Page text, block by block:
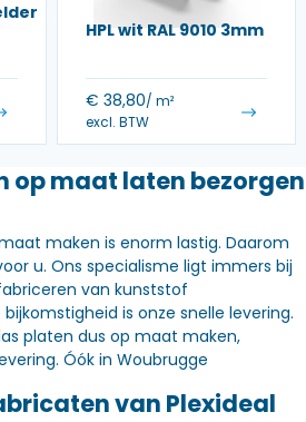
HPL wit RAL 9010 3mm
€ 38,80/ m²
excl. BTW
op maat laten bezorgen
maken is enorm lastig. Daarom
u. Ons specialisme ligt immers bij
van kunststof
is onze snelle levering.
platen dus op maat maken,
Óók in Woubrugge
van Plexideal